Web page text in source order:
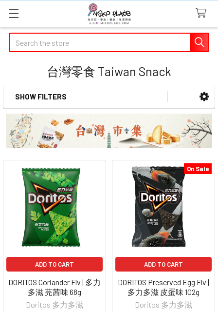
Search
台灣零食 Taiwan Snack
Sidebar
SHOW FILTERS
ADD TO CART
DORITOS Coriander Flv | 多力
多滋 芫茜味 68g
Doritos 多力多滋
On Sale
ADD TO CART
DORITOS Preserved Egg Flv |
多力多滋 皮蛋味 102g
Doritos 多力多滋